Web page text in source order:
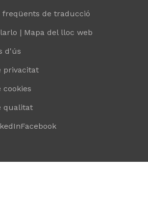
freqüents de traducció
| Mapa del lloc web
d'ús
privacitat
cookies
qualitat
Facebook